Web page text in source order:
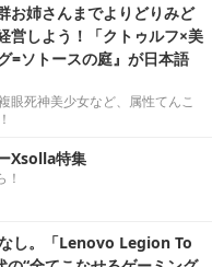
お姉さんまでよりどりみど
営しよう！「クトゥルフ×美
=ソトースの庭』が日本語
眼死神美少女など、属性てんこ
Xsolla特集
し。「Lenovo Legion To